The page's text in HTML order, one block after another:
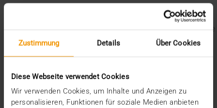
Zustimmung Details Über Cookies
Diese Webseite verwendet Cookies
Wir verwenden Cookies, um Inhalte und Anzeigen zu
personalisieren, Funktionen für soziale Medien anbieten
Der EHDS – ein Rahmen für Spielregeln und
Der EU AI Act im Krankenhaus: So betten Sie KI in Ihre
Radiologie ein
Mehrwert durch Synergien
Ein Dutzend Gütesiegel
Kategorien